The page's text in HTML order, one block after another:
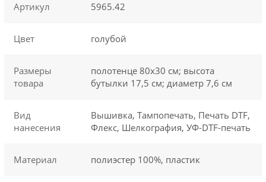
Артикул 5965.42
Цвет голубой
Размеры
товара
полотенце 80х30 см; высота
бутылки 17,5 см; диаметр 7,6 см
Вид
нанесения
Вышивка, Тампопечать, Печать DTF,
Флекс, Шелкография, УФ-DTF-печать
Материал полиэстер 100%, пластик